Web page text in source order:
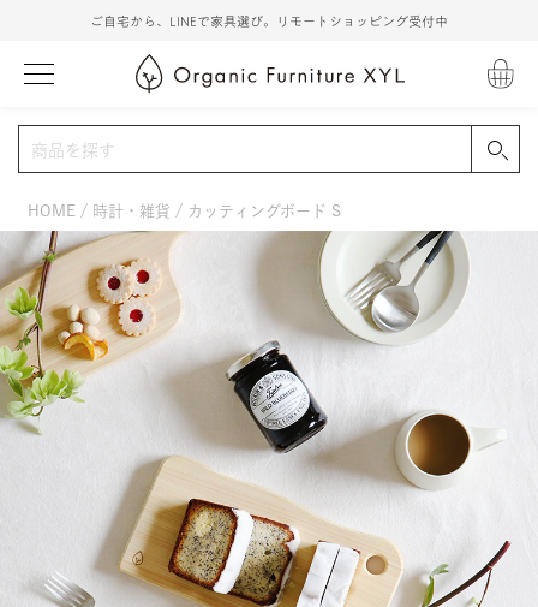
ご自宅から、LINEで家具選び。リモートショッピング受付中
HOME 時計・雑貨 カッティングボード S